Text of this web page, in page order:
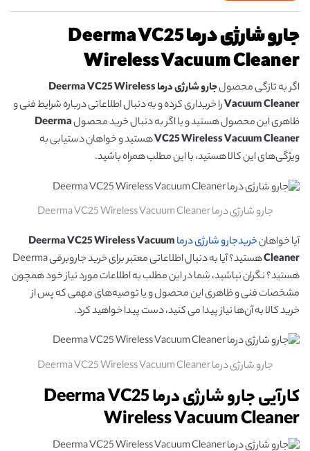
جارو شارژی درما Deerma VC25
Wireless Vacuum Cleaner
اگر به تازگی محصول
جارو شارژی درما Deerma VC25 Wireless
Vacuum Cleanerرا خریداری کرده و به دنبال اطلاعاتی درباره شرایط فنی و
ظاهری این محصول هستید و یا اگر به دنبال خرید محصولDeerma
VC25 Wireless Vacuum Cleanerهستید و خواهان دستیابی به
ویژگی‌های این کالا هستید، با این مطلب همراه باشید.
جارو شارژی درما Deerma VC25 Wireless Vacuum Cleaner
آیا خواهانخریدجارو شارژی درماDeerma VC25 Wireless Vacuum
Cleaner
هستید؟ آیا به دنبال اطلاعاتی معتبر برای خرید جاروبرقی Deerma
هستید؟ نگران نباشید، شما در این مطلب به اطلاعات مورد نیاز خود همچون
مشخصات فنی و ظاهری این محصول و یا توصیه‌های مهمی که پس از
خرید کالا به آن‌ها نیاز پیدا می کنید، دست پیدا خواهید کرد.
جارو شارژی درما Deerma VC25 Wireless Vacuum Cleaner
کارآیی جارو شارژی درما Deerma VC25
Wireless Vacuum Cleaner